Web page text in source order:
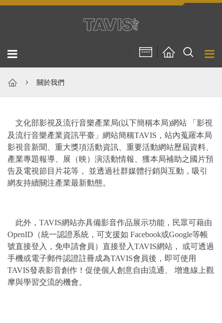
跳到主要內容區塊
關於我們
文化部影視及流行音樂產業局(以下簡稱本局)網站 「影視
及流行音樂產業資訊平臺」網站簡稱TAVIS，站內蒐羅本局
影視音新聞、重大獎項活動資訊、重要活動網站歷屆資料、
產業專題報導、展（映）演活動情報、獲本局補助之國片預
告及電視節目片花等， 並透過社群媒體行銷與互動，吸引
網友持續關注產業最新動態。
此外，TAVIS網站亦具備影音作品展示功能，民眾可藉由
OpenID（統一認證系統，可支援如 Facebook或Google等帳
號直接登入，免申請會員）直接登入TAVIS網站， 或可透過
手機或電子郵件認證註冊成為TAVIS會員後，即可使用
TAVIS發表影音創作！促使個人創意自由流通、 增進線上觀
摩與學習交流的機會。